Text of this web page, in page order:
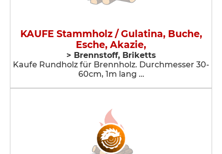
KAUFE Stammholz / Gulatina, Buche,
Esche, Akazie,
> Brennstoff, Briketts
Kaufe Rundholz für Brennholz. Durchmesser 30-
60cm, 1m lang …